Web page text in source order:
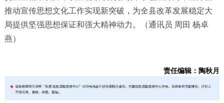
推动宣传思想文化工作实现新突破，为全县改革发展稳定大
局提供坚强思想保证和强大精神动力。（通讯员 周田 杨卓
燕）
责任编辑：陶秋月